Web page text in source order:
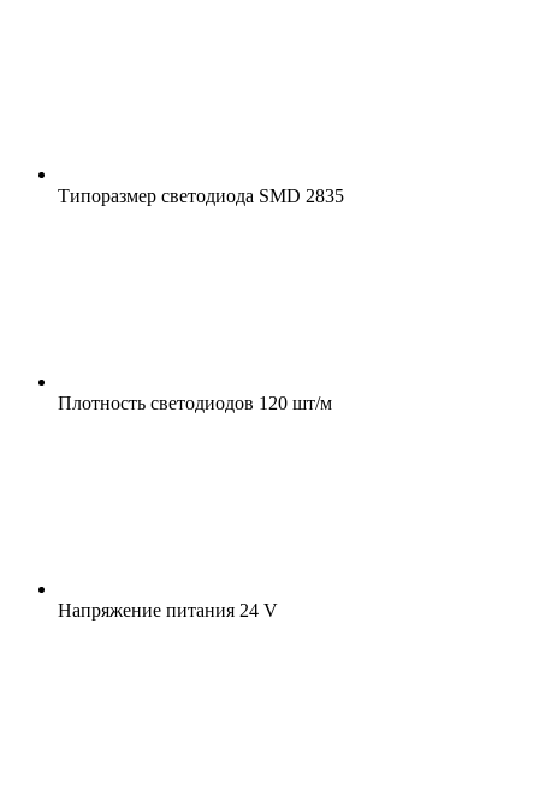
Типоразмер светодиода SMD 2835
Плотность светодиодов 120 шт/м
Напряжение питания 24 V